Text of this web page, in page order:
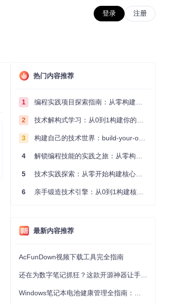
登录 注册
热门内容推荐
1 编程实践项目探索指南：从零构建技术能力体系
2 技术解构式学习：从0到1构建你的编程知识体系
3 构建自己的技术世界：build-your-own-x项目的实践探索指南
4 解锁编程技能的实践之旅：从零构建你的技术世界
5 技术实践探索：从零开始构建核心系统的实践指南
6 亲手锻造技术引擎：从0到1构建核心系统的实践指南
最新内容推荐
AcFunDown视频下载工具完全指南